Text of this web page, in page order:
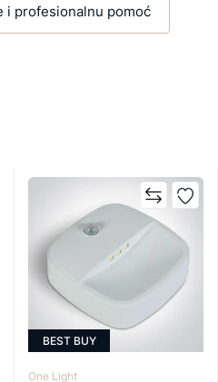
i profesionalnu pomoć
BEST BUY
One Light